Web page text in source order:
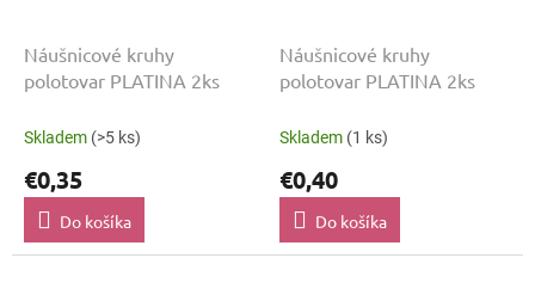
Náušnicové kruhy
polotovar PLATINA 2ks
Skladem (>5 ks)
€0,35
Do košíka
Náušnicové kruhy
polotovar PLATINA 2ks
Skladem (1 ks)
€0,40
Do košíka